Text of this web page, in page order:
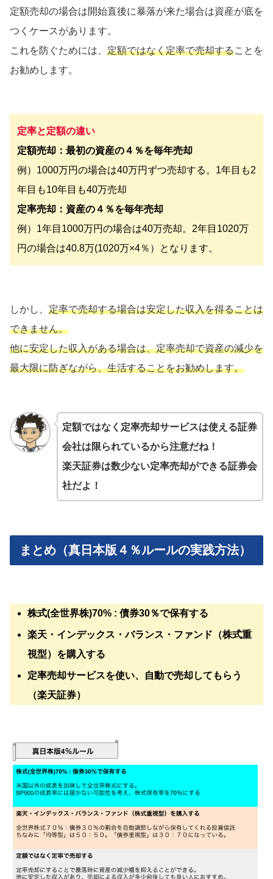
定額売却の場合は開始直後に暴落が来た場合は資産が底を
つくケースがあります。
これを防ぐためには、 定額ではなく定率で売却することを
お勧めします。
定率と定額の違い
定額売却：最初の資産の４％を毎年売却
例）1000万円の場合は40万円ずつ売却する。1年目も2
年目も10年目も40万売却
定率売却：資産の４％を毎年売却
例）1年目1000万円の場合は40万売却。2年目1020万
円の場合は40.8万(1020万×4％）となります。
しかし、 定率で売却する場合は安定した収入を得ることは
できません。
他に安定した収入がある場合は、定率売却で資産の減少を
最大限に防ぎながら、生活することをお勧めします。
定額ではなく定率売却サービスは使える証券
会社は限られているから注意だね！
楽天証券は数少ない定率売却ができる証券会
社だよ！
まとめ（真日本版４％ルールの実践方法）
株式(全世界株)70% : 債券30％で保有する
楽天・インデックス・バランス・ファンド（株式重
視型）を購入する
定率売却サービスを使い、自動で売却してもらう
（楽天証券）